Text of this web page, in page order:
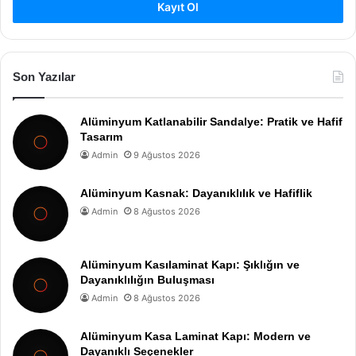
Kayıt Ol
Son Yazılar
Alüminyum Katlanabilir Sandalye: Pratik ve Hafif
Tasarım
Admin 9 Ağustos 2026
Alüminyum Kasnak: Dayanıklılık ve Hafiflik
Admin 8 Ağustos 2026
Alüminyum Kasılaminat Kapı: Şıklığın ve
Dayanıklılığın Buluşması
Admin 8 Ağustos 2026
Alüminyum Kasa Laminat Kapı: Modern ve
Dayanıklı Seçenekler